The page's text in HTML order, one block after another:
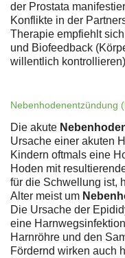
der Prostata
Konflikte in der
Therapie empfiehlt
und Biofeedback
willentlich
Nebenhodenentzündung
Die akute
Ursache einer akuten
Kindern oftmals eine
Hoden mit
für die Schwellung ist,
Alter meist um
Die Ursache der
eine
Harnröhre und den
Fördernd wirken auch